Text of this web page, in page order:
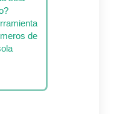
de
en
las cuentas